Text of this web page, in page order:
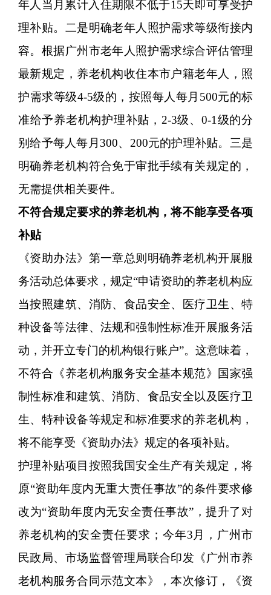
年人当月累计入住期限不低于15天即可享受护
理补贴。二是明确老年人照护需求等级衔接内
容。根据广州市老年人照护需求综合评估管理
最新规定，养老机构收住本市户籍老年人，照
护需求等级4-5级的，按照每人每月500元的标
准给予养老机构护理补贴，2-3级、0-1级的分
别给予每人每月300、200元的护理补贴。三是
明确养老机构符合免于审批手续有关规定的，
无需提供相关要件。
不符合规定要求的养老机构，将不能享受各项
补贴
《资助办法》第一章总则明确养老机构开展服
务活动总体要求，规定“申请资助的养老机构应
当按照建筑、消防、食品安全、医疗卫生、特
种设备等法律、法规和强制性标准开展服务活
动，并开立专门的机构银行账户”。这意味着，
不符合《养老机构服务安全基本规范》国家强
制性标准和建筑、消防、食品安全以及医疗卫
生、特种设备等规定和标准要求的养老机构，
将不能享受《资助办法》规定的各项补贴。
护理补贴项目按照我国安全生产有关规定，将
原“资助年度内无重大责任事故”的条件要求修
改为“资助年度内无安全责任事故”，提升了对
养老机构的安全责任要求；今年3月，广州市
民政局、市场监督管理局联合印发《广州市养
老机构服务合同示范文本》，本次修订，《资